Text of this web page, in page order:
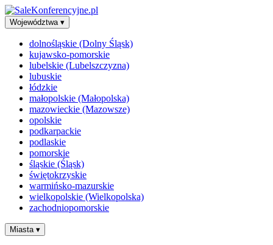
Województwa ▾
dolnośląskie (Dolny Śląsk)
kujawsko-pomorskie
lubelskie (Lubelszczyzna)
lubuskie
łódzkie
małopolskie (Małopolska)
mazowieckie (Mazowsze)
opolskie
podkarpackie
podlaskie
pomorskie
śląskie (Śląsk)
świętokrzyskie
warmińsko-mazurskie
wielkopolskie (Wielkopolska)
zachodniopomorskie
Miasta ▾